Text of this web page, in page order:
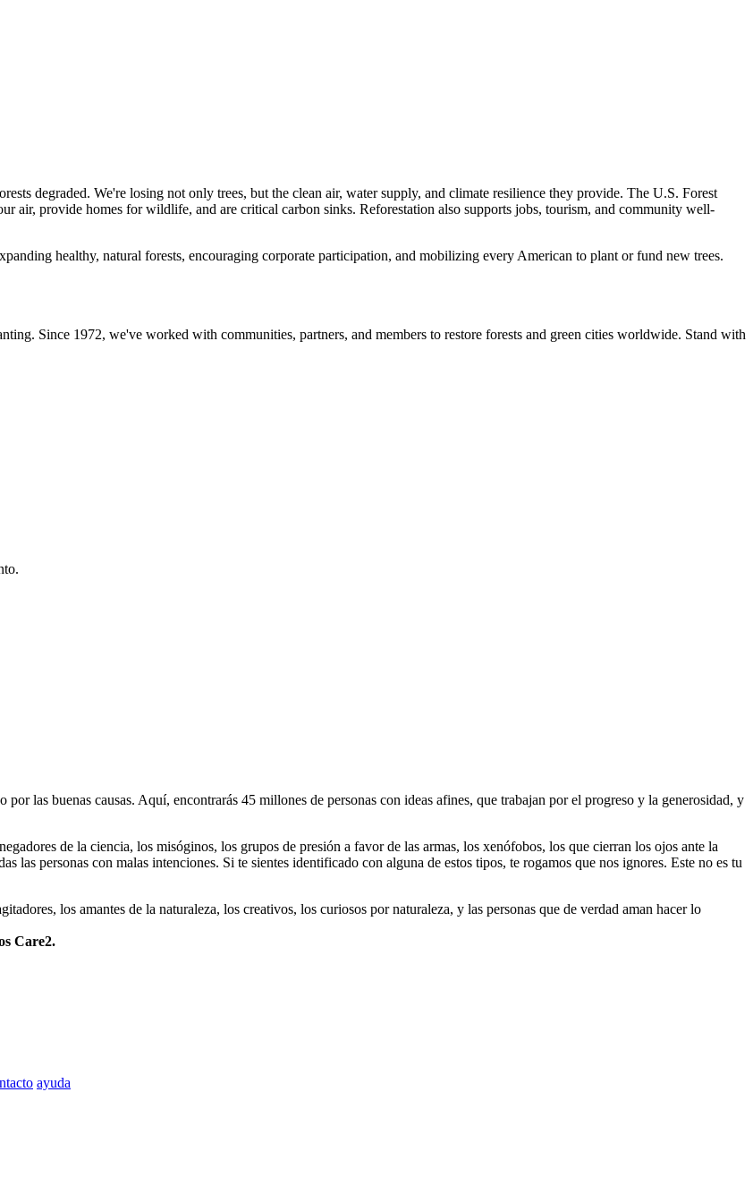
degraded. We're losing not only trees, but the clean air, water supply, and climate resilience they provide. The U.S. Forest
air, provide homes for wildlife, and are critical carbon sinks. Reforestation also supports jobs, tourism, and community well-
healthy, natural forests, encouraging corporate participation, and mobilizing every American to plant or fund new trees.
Since 1972, we've worked with communities, partners, and members to restore forests and green cities worldwide. Stand with
las buenas causas. Aquí, encontrarás 45 millones de personas con ideas afines, que trabajan por el progreso y la generosidad, y
de la ciencia, los misóginos, los grupos de presión a favor de las armas, los xenófobos, los que cierran los ojos ante la
las personas con malas intenciones. Si te sientes identificado con alguna de estos tipos, te rogamos que nos ignores. Este no es tu
los amantes de la naturaleza, los creativos, los curiosos por naturaleza, y las personas que de verdad aman hacer lo
Care2.
ayuda